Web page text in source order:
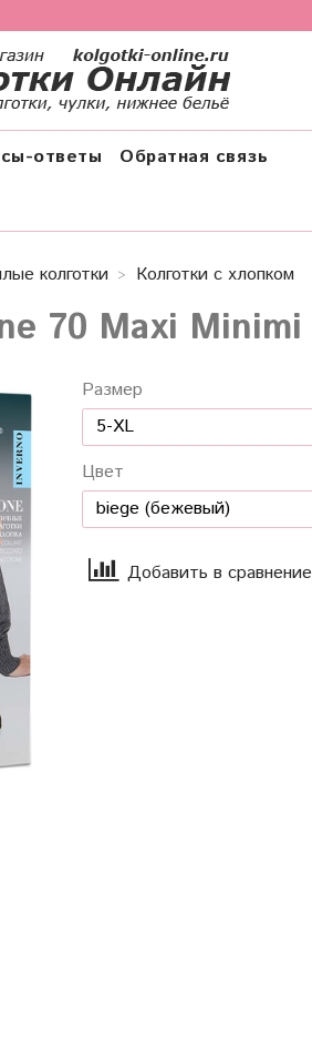
ответы
Обратная связь
колготки Колготки с хлопком
70 Maxi Minimi
Размер
Цвет
Добавить в сравнение